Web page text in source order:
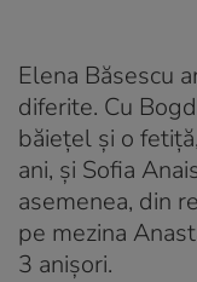
Elena Băsescu
diferite. Cu
băiețel și o
ani, și Sofia
asemenea, din
pe mezina
3 anișori.